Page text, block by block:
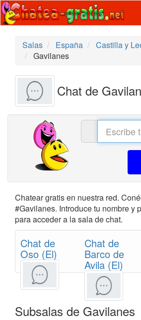
Salas
España Castilla y
Gavilanes
Chat de
Chatear gratis en nuestra red.
#Gavilanes. Introduce tu nombre y
para acceder a la sala de chat.
Chat de
Oso (El)
Chat de
Barco de
Avila (El)
Subsalas de Gavilanes